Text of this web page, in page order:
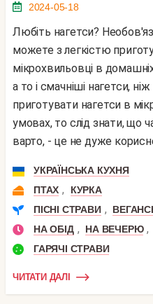
2024-05-18
Любіть нагетси? Необов'язково їх купувати: ви
можете з легкістю
мікрохвильовці в
а то і смачніші нагетси,
приготувати нагетси в
умовах, то слід знати, що
варто, - це не дуже
УКРАЇНСЬКА КУХНЯ
ПТАХ ,
КУРКА
ПІСНІ СТРАВИ ,
НА ОБІД , НА ВЕЧЕРЮ ,
ГАРЯЧІ СТРАВИ
ЧИТАТИ ДАЛІ